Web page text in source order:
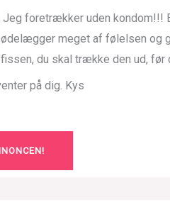
Jeg foretrækker uden kondom!!!
meget af følelsen og
du skal trække den ud, før
på dig. Kys